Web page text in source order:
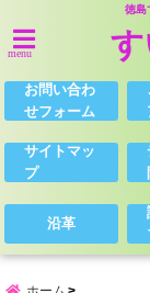
徳島
menu
お問い合わ
せフォーム
サイトマッ
プ
沿革